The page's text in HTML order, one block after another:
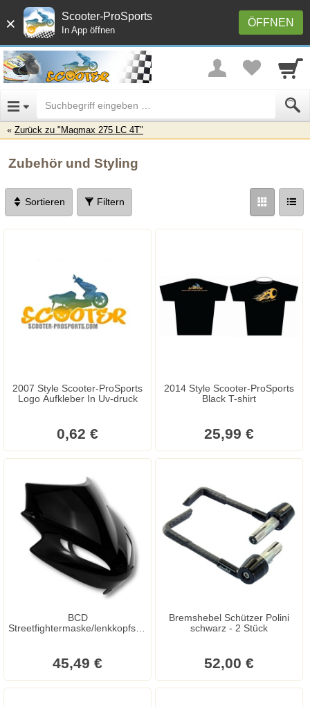
× ÖFFNEN
Scooter-ProSports
In App öffnen
Zurück zu "Magmax 275 LC 4T"
Zubehör und Styling
Sortieren Filtern
2007 Style Scooter-ProSports
Logo Aufkleber In Uv-druck
0,62 €
2014 Style Scooter-ProSports
Black T-shirt
25,99 €
BCD
Streetfightermaske/lenkkopfspo
45,49 €
Bremshebel Schützer Polini
schwarz - 2 Stück
52,00 €